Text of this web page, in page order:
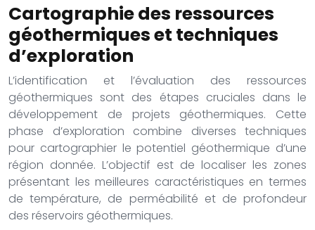
Cartographie des ressources
géothermiques et techniques
d’exploration
L’identification et l’évaluation des ressources
géothermiques sont des étapes cruciales dans le
développement de projets géothermiques. Cette
phase d’exploration combine diverses techniques
pour cartographier le potentiel géothermique d’une
région donnée. L’objectif est de localiser les zones
présentant les meilleures caractéristiques en termes
de température, de perméabilité et de profondeur
des réservoirs géothermiques.